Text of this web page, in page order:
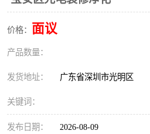
价格： 面议
产品数量：
发货地址： 广东省深圳市光明区
关键词：
发布日期： 2026-08-09